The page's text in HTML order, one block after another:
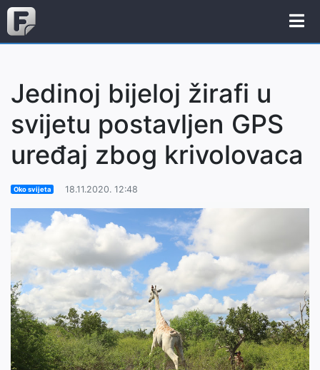
Jedinoj bijeloj žirafi u
svijetu postavljen GPS
uređaj zbog krivolovaca
Oko svijeta 18.11.2020. 12:48